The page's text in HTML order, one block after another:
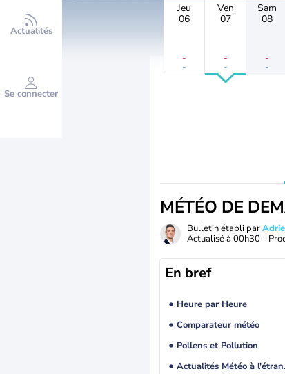
Actualités
Se connecter
Jeu
06
-
-
Ven
07
-
-
Sam
08
-
-
MÉTÉO DE
Bulletin établi par
Actualisé à 00h30 -
En bref
Heure par Heure
Comparateur météo
Pollens et Pollution